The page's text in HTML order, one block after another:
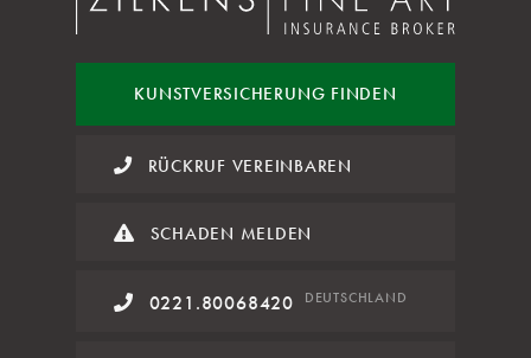
KUNSTVERSICHERUNG FINDEN
RÜCKRUF VEREINBAREN
SCHADEN MELDEN
0221.80068420 DEUTSCHLAND